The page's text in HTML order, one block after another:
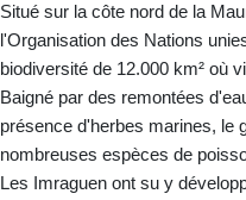
Situé sur la côte nord de la
l'Organisation des Nations
biodiversité de 12.000 km² où
Baigné par des remontées
présence d'herbes marines, le
nombreuses espèces de
Les Imraguen ont su y